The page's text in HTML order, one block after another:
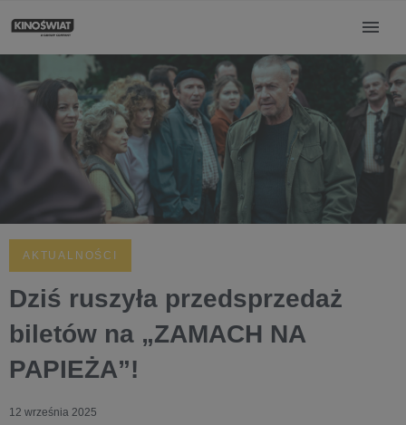
AKTUALNOŚCI
Dziś ruszyła przedsprzedaż
biletów na „ZAMACH NA
PAPIEŻA”!
12 września 2025